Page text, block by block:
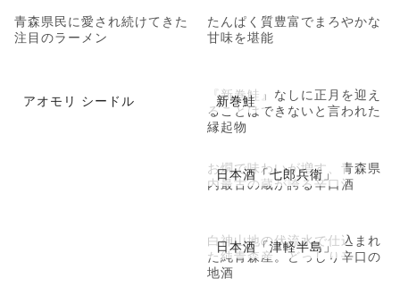
青森県民に愛され続けてきた
注目のラーメン
たんぱく質豊富でまろやかな
甘味を堪能
アオモリ シードル 新巻鮭
『新巻鮭』なしに正月を迎え
ることはできないと言われた
縁起物
日本酒「七郎兵衛」
お燗で味わいが増す、青森県
内最古の蔵が誇る辛口酒
日本酒「津軽半島」
白神山地の伏流水で仕込まれ
た純青森産。どっしり辛口の
地酒